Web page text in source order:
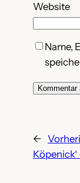
Website
Name,
←